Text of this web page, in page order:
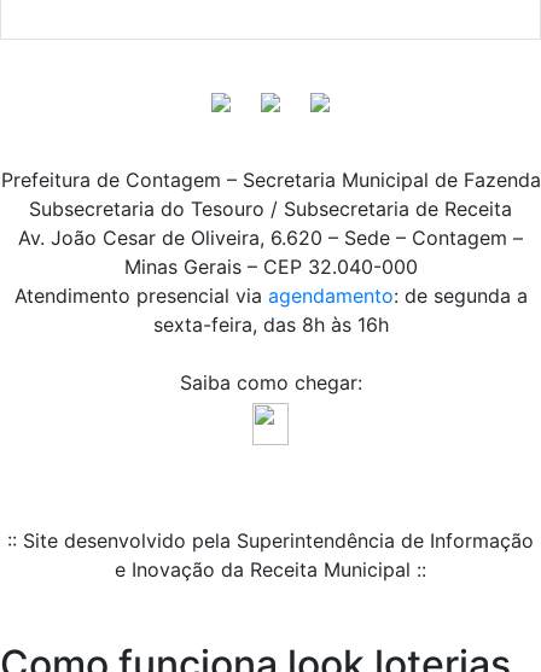
Prefeitura de Contagem – Secretaria Municipal de Fazenda
Subsecretaria do Tesouro / Subsecretaria de Receita
Av. João Cesar de Oliveira, 6.620 – Sede – Contagem –
Minas Gerais – CEP 32.040-000
Atendimento presencial via agendamento: de segunda a
sexta-feira, das 8h às 16h
Saiba como chegar:
:: Site desenvolvido pela Superintendência de Informação
e Inovação da Receita Municipal ::